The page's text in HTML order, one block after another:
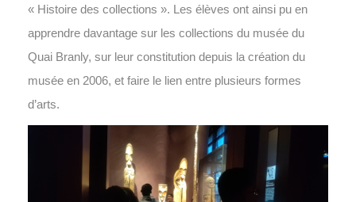
« Histoire des collections ». Les élèves ont ainsi pu en
apprendre davantage sur les collections du musée du
Quai Branly, sur leur constitution depuis la création du
musée en 2006, et faire le lien entre plusieurs formes
d’arts.